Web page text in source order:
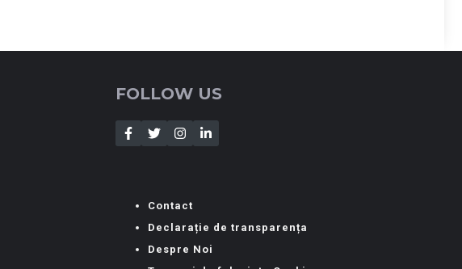
FOLLOW US
Contact
Declarație de transparența
Despre Noi